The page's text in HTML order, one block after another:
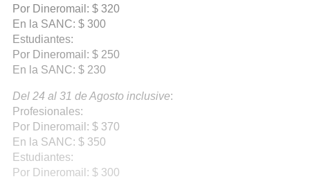
Por Dineromail: $ 320
En la SANC: $ 300
Estudiantes:
Por Dineromail: $ 250
En la SANC: $ 230
Del 24 al 31 de Agosto inclusive:
Profesionales:
Por Dineromail: $ 370
En la SANC: $ 350
Estudiantes:
Por Dineromail: $ 300